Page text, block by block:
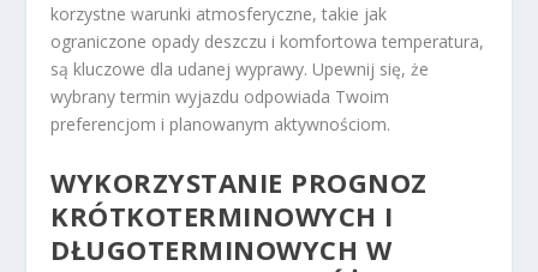
korzystne warunki atmosferyczne, takie jak
ograniczone opady deszczu i komfortowa temperatura,
są kluczowe dla udanej wyprawy. Upewnij się, że
wybrany termin wyjazdu odpowiada Twoim
preferencjom i planowanym aktywnościom.
WYKORZYSTANIE PROGNOZ
KRÓTKOTERMINOWYCH I
DŁUGOTERMINOWYCH W